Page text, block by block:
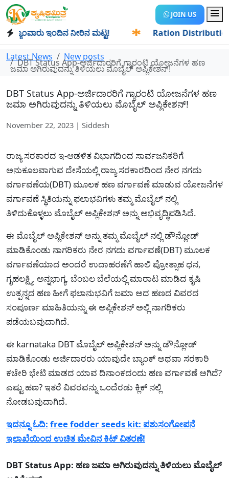
JOIN US
ಇಂದಿನ ನೀರಿನ ಮಟ್ಟ! Ration Distribution-
Latest News New posts
DBT Status App-ಅರ್ಜಿದಾರರಿಗೆ ಗ್ಯಾರಂಟಿ ಯೋಜನೆಗಳ ಹಣ
ಜಮಾ ಅಗಿರುವುದನ್ನು ತಿಳಿಯಲು ಮೊಬೈಲ್ ಅಪ್ಲಿಕೇಶನ್!
DBT Status App-ಅರ್ಜಿದಾರರಿಗೆ ಗ್ಯಾರಂಟಿ ಯೋಜನೆಗಳ ಹಣ
ಜಮಾ ಅಗಿರುವುದನ್ನು ತಿಳಿಯಲು ಮೊಬೈಲ್ ಅಪ್ಲಿಕೇಶನ್!
November 22, 2023 | Siddesh
ರಾಜ್ಯ ಸರಕಾರದ ಇ-ಆಡಳಿತ ವಿಭಾಗದಿಂದ ಸಾರ್ವಜನಿಕರಿಗೆ
ಅನುಕೂಲವಾಗುವ ದೇಸೆಯಲ್ಲಿ ರಾಜ್ಯ ಸರಕಾರದಿಂದ ನೇರ ನಗದು
ವರ್ಗಾವಣೆಯ(DBT) ಮೂಲಕ ಹಣ ವರ್ಗಾವಣೆ ಮಾಡುವ ಯೋಜನೆಗಳ
ವರ್ಗಾವಣೆ ಸ್ಥಿತಿಯನ್ನು ಫಲಾಭವಿಗಳು ತಮ್ಮ ಮೊಬೈಲ್ ನಲ್ಲಿ
ತಿಳಿದುಕೊಳ್ಳಲು ಮೊಬೈಲ್ ಅಪ್ಲಿಕೇಶನ್ ಅನ್ನು ಅಭಿವೃದ್ಧಿಪಡಿಸಿದೆ.
ಈ ಮೊಬೈಲ್ ಅಪ್ಲಿಕೇಶನ್ ಅನ್ನು ತಮ್ಮ ಮೊಬೈಲ್ ನಲ್ಲಿ ಡೌನ್ಲೋಡ್
ಮಾಡಿಕೊಂಡು ನಾಗರಿಕರು ನೇರ ನಗದು ವರ್ಗಾವಣೆ(DBT) ಮೂಲಕ
ವರ್ಗಾವಣೆಯಾದ ಅಂದರೆ ಉದಾಹರಣೆಗೆ ಹಾಲಿ ಪ್ರೋತ್ಸಾಹ ಧನ,
ಗೃಹಲಕ್ಷ್ಮಿ, ಅನ್ನಭಾಗ್ಯ, ಬೆಂಬಲ ಬೆಲೆಯಲ್ಲಿ ಮಾರಾಟ ಮಾಡಿದ ಕೃಷಿ
ಉತ್ಪನ್ನದ ಹಣ ಹೀಗೆ ಫಲಾನುಭವಿಗೆ ಜಮಾ ಅದ ಹಣದ ವಿವರದ
ಸಂಪೂರ್ಣ ಮಾಹಿತಿಯನ್ನು ಈ ಅಪ್ಲಿಕೇಶನ್ ಅಲ್ಲಿ ನಾಗರಿಕರು
ಪಡೆಯಬವುದಾಗಿದೆ.
ಈ karnataka DBT ಮೊಬೈಲ್ ಅಪ್ಲಿಕೇಶನ್ ಅನ್ನು ಡೌನ್ಲೋಡ್
ಮಾಡಿಕೊಂಡು ಅರ್ಜಿದಾರರು ಯಾವುದೇ ಬ್ಯಾಂಕ್ ಅಥವಾ ಸರಕಾರಿ
ಕಚೇರಿ ಭೇಟಿ ಮಾಡದ ಯಾವ ದಿನಾಂಕದಂದು ಹಣ ವರ್ಗಾವಣೆ ಅಗಿದೆ?
ಎಷ್ಟು ಹಣ? ಇತರೆ ವಿವರವನ್ನು ಒಂದೆರಡು ಕ್ಲಿಕ್ ನಲ್ಲಿ
ನೋಡಬವುದಾಗಿದೆ.
ಇದನ್ನೂ ಓದಿ: free fodder seeds kit: ಪಶುಸಂಗೋಪನೆ
ಇಲಾಖೆಯಿಂದ ಉಚಿತ ಮೇವಿನ ಕಿಟ್ ವಿತರಣೆ!
DBT Status App: ಹಣ ಜಮಾ ಅಗಿರುವುದನ್ನು ತಿಳಿಯಲು ಮೊಬೈಲ್